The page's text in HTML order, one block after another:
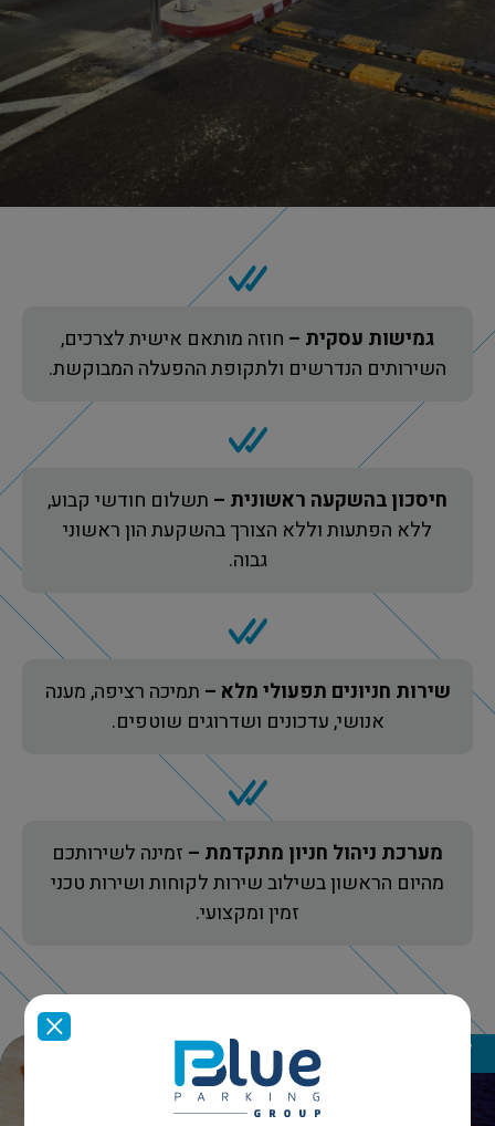
גמישות עסקית – חוזה מותאם אישית לצרכים,
השירותים הנדרשים ולתקופת ההפעלה המבוקשת.
חיסכון בהשקעה ראשונית – תשלום חודשי קבוע,
ללא הפתעות וללא הצורך בהשקעת הון ראשוני
גבוה.
שירות חניונים תפעולי מלא – תמיכה רציפה, מענה
אנושי, עדכונים ושדרוגים שוטפים.
מערכת ניהול חניון מתקדמת – זמינה לשירותכם
מהיום הראשון בשילוב שירות לקוחות ושירות טכני
זמין ומקצועי.
למי זה מתאים?